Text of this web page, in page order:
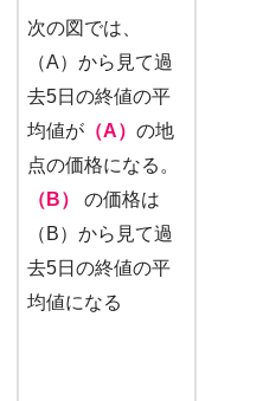
次の図では、
（A）から見て過
去5日の終値の平
均値が （A） の地
点の価格になる。
（B）
の価格は
（B）から見て過
去5日の終値の平
均値になる